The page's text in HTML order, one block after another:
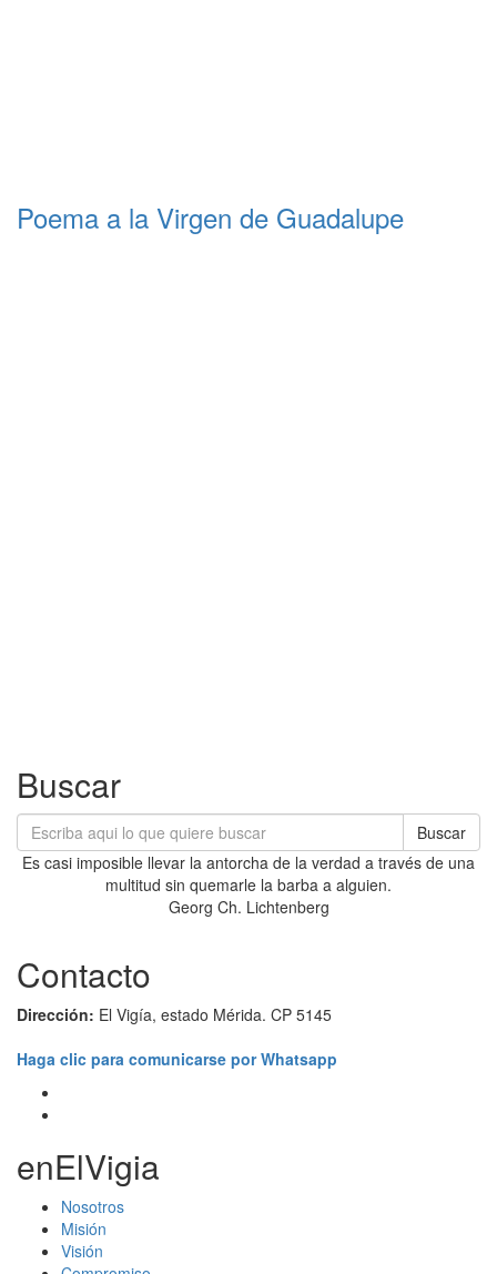
Poema a la Virgen de Guadalupe
Buscar
Buscar
Es casi imposible llevar la antorcha de la verdad a través de una
multitud sin quemarle la barba a alguien.
Georg Ch. Lichtenberg
Contacto
Dirección: El Vigía, estado Mérida. CP 5145
Haga clic para comunicarse por Whatsapp
enElVigia
Nosotros
Misión
Visión